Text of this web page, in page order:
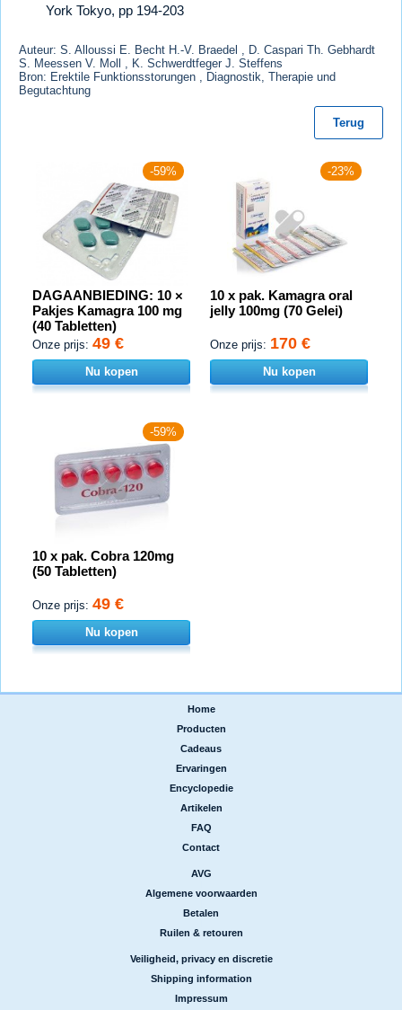
York Tokyo, pp 194-203
Auteur: S. Alloussi E. Becht H.-V. Braedel , D. Caspari Th. Gebhardt
S. Meessen V. Moll , K. Schwerdtfeger J. Steffens
Bron: Erektile Funktionsstorungen , Diagnostik, Therapie und
Begutachtung
Terug
-59%
DAGAANBIEDING: 10 ×
Pakjes Kamagra 100 mg
(40 Tabletten)
Onze prijs: 49 €
Nu kopen
-23%
10 x pak. Kamagra oral
jelly 100mg (70 Gelei)
Onze prijs: 170 €
Nu kopen
-59%
10 x pak. Cobra 120mg
(50 Tabletten)
Onze prijs: 49 €
Nu kopen
Home
Producten
Cadeaus
Ervaringen
Encyclopedie
Artikelen
FAQ
Contact
AVG
Algemene voorwaarden
Betalen
Ruilen & retouren
Veiligheid, privacy en discretie
Shipping information
Impressum